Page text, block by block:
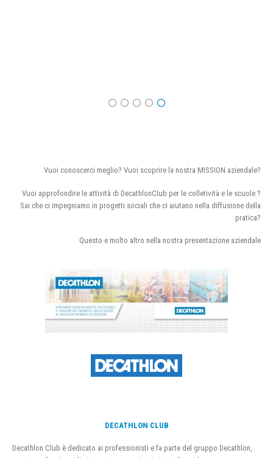
Vuoi conoscerci meglio? Vuoi scoprire la nostra MISSION aziendale?
Vuoi approfondire le attività di DecathlonClub per le colletività e le scuole ?
Sai che ci impegniamo in progetti sociali che ci aiutano nella diffusione della
pratica?
Questo e molto altro nella nostra presentazione aziendale
DECATHLON CLUB
Decathlon Club è dedicato ai professionisti e fa parte del gruppo Decathlon,